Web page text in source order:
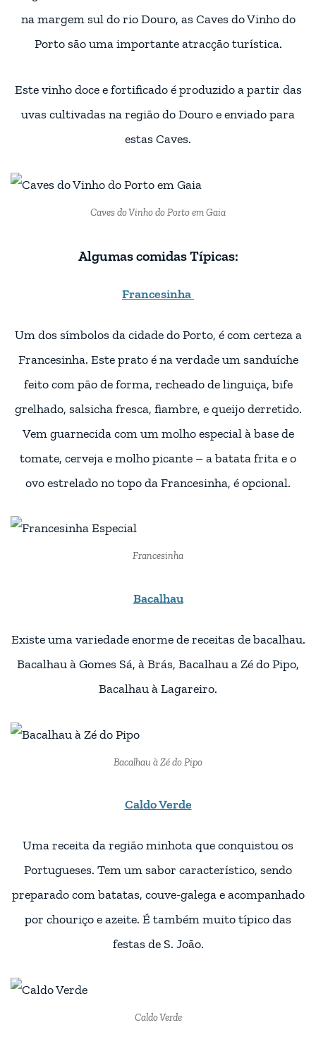
na margem sul do rio Douro, as Caves do Vinho do
Porto são uma importante atracção turística.
Este vinho doce e fortificado é produzido a partir das
uvas cultivadas na região do Douro e enviado para
estas Caves.
Caves do Vinho do Porto em Gaia
Algumas comidas Típicas:
Francesinha
Um dos símbolos da cidade do Porto, é com certeza a
Francesinha. Este prato é na verdade um sanduíche
feito com pão de forma, recheado de linguiça, bife
grelhado, salsicha fresca, fiambre, e queijo derretido.
Vem guarnecida com um molho especial à base de
tomate, cerveja e molho picante – a batata frita e o
ovo estrelado no topo da Francesinha, é opcional.
Francesinha
Bacalhau
Existe uma variedade enorme de receitas de bacalhau.
Bacalhau à Gomes Sá, à Brás, Bacalhau a Zé do Pipo,
Bacalhau à Lagareiro.
Bacalhau à Zé do Pipo
Caldo Verde
Uma receita da região minhota que conquistou os
Portugueses. Tem um sabor característico, sendo
preparado com batatas, couve-galega e acompanhado
por chouriço e azeite. É também muito típico das
festas de S. João.
Caldo Verde